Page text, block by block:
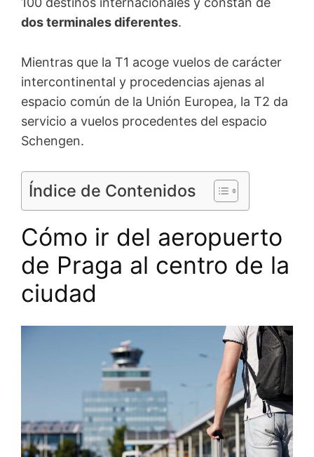
dos terminales diferentes.
Mientras que la T1 acoge vuelos de carácter
intercontinental y procedencias ajenas al
espacio común de la Unión Europea, la T2 da
servicio a vuelos procedentes del espacio
Schengen.
Índice de Contenidos
Cómo ir del aeropuerto
de Praga al centro de la
ciudad